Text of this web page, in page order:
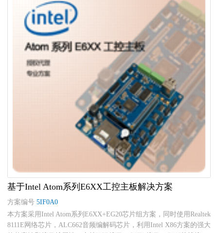
基于Intel Atom系列E6XX工控主板解决方案
方案编号 5IF0A0
本方案采用Intel Atom系列E6XX+EG20芯片组方案，同时使用Realtek
8111E网络芯片，ALC662音频编解码芯片，利用Intel X86方案的强大